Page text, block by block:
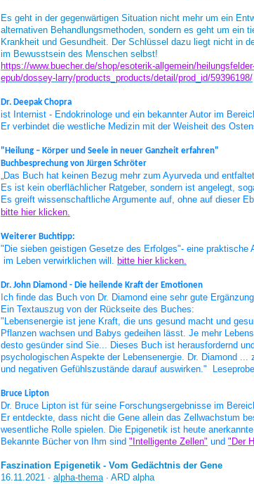
Es geht in der gegenwärtigen Situation nicht mehr um ein
alternativen Behandlungsmethoden, sondern es geht um ein
Krankheit und Gesundheit. Der Schlüssel dazu liegt nicht in
im Bewusstsein des Menschen selbst!
https://www.buecher.de/shop/esoterik-allgemein/
epub/dossey-larry/products_products/detail/prod_id/59396198/
Dr. Deepak Chopra
ist Internist - Endokrinologe und ein bekannter Autor im
Er verbindet die westliche Medizin mit der Weisheit des
"Heilung – Körper und Seele in neuer Ganzheit erfahren"
Buchbesprechung von Jürgen Schröter
„Das Buch hat keinen Bezug mehr zum Ayurveda und
Es ist kein oberflächlicher Ratgeber, sondern ist angelegt,
Es greift wissenschaftliche Argumente auf, ohne auf dieser
bitte hier klicken.
Weiterer Buchtipp:
"Die sieben geistigen Gesetze des Erfolges"- eine praktische
im Leben verwirklichen will. bitte hier klicken.
Dr. John Diamond - Die heilende Kraft der Emotionen
ch finde das Buch von Dr. Diamond eine sehr gute
Ein Textauszug von der Rückseite des Buches:
"Lebensenergie ist jene Kraft, die uns gesund macht und
Pflanzen wachsen und Babys gedeihen lässt. Je mehr
desto gesünder sind Sie... Dieses Buch ist herausfordernd
psychologischen Aspekte der Lebensenergie. Dr. Diamond
und negativen Gefühlszustände darauf auswirken." Leseprobe
Bruce Lipton
Dr. Bruce Lipton ist für seine Forschungsergebnisse im
Er entdeckte, dass nicht die Gene allein das Zellwachstum
wesentliche Rolle spielen. Die Epigenetik ist heute
Bekannte Bücher von Ihm sind "Intelligente Zellen" und "Der
Faszination Epigenetik - Vom Gedächtnis der Gene
16.11.2021 ∙ alpha-thema ∙ ARD alpha